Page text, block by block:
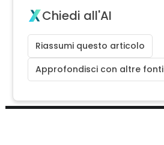
Chiedi all'AI
Riassumi questo articolo
Approfondisci con altre fonti